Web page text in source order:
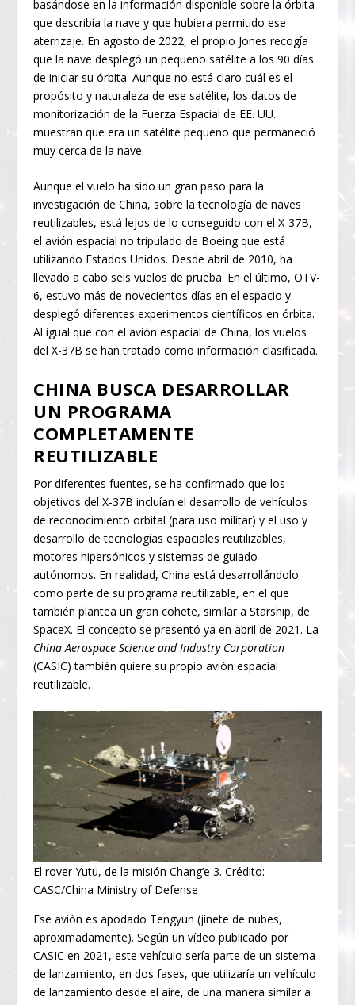
basándose en la información disponible sobre la órbita
que describía la nave y que hubiera permitido ese
aterrizaje. En agosto de 2022, el propio Jones recogía
que la nave desplegó un pequeño satélite a los 90 días
de iniciar su órbita. Aunque no está claro cuál es el
propósito y naturaleza de ese satélite, los datos de
monitorización de la Fuerza Espacial de EE. UU.
muestran que era un satélite pequeño que permaneció
muy cerca de la nave.
Aunque el vuelo ha sido un gran paso para la
investigación de China, sobre la tecnología de naves
reutilizables, está lejos de lo conseguido con el X-37B,
el avión espacial no tripulado de Boeing que está
utilizando Estados Unidos. Desde abril de 2010, ha
llevado a cabo seis vuelos de prueba. En el último, OTV-
6, estuvo más de novecientos días en el espacio y
desplegó diferentes experimentos científicos en órbita.
Al igual que con el avión espacial de China, los vuelos
del X-37B se han tratado como información clasificada.
CHINA BUSCA DESARROLLAR
UN PROGRAMA
COMPLETAMENTE
REUTILIZABLE
Por diferentes fuentes, se ha confirmado que los
objetivos del X-37B incluían el desarrollo de vehículos
de reconocimiento orbital (para uso militar) y el uso y
desarrollo de tecnologías espaciales reutilizables,
motores hipersónicos y sistemas de guiado
autónomos. En realidad, China está desarrollándolo
como parte de su programa reutilizable, en el que
también plantea un gran cohete, similar a Starship, de
SpaceX. El concepto se presentó ya en abril de 2021. La
China Aerospace Science and Industry Corporation
(CASIC) también quiere su propio avión espacial
reutilizable.
El rover Yutu, de la misión Chang’e 3. Crédito:
CASC/China Ministry of Defense
Ese avión es apodado Tengyun (jinete de nubes,
aproximadamente). Según un vídeo publicado por
CASIC en 2021, este vehículo sería parte de un sistema
de lanzamiento, en dos fases, que utilizaría un vehículo
de lanzamiento desde el aire, de una manera similar a